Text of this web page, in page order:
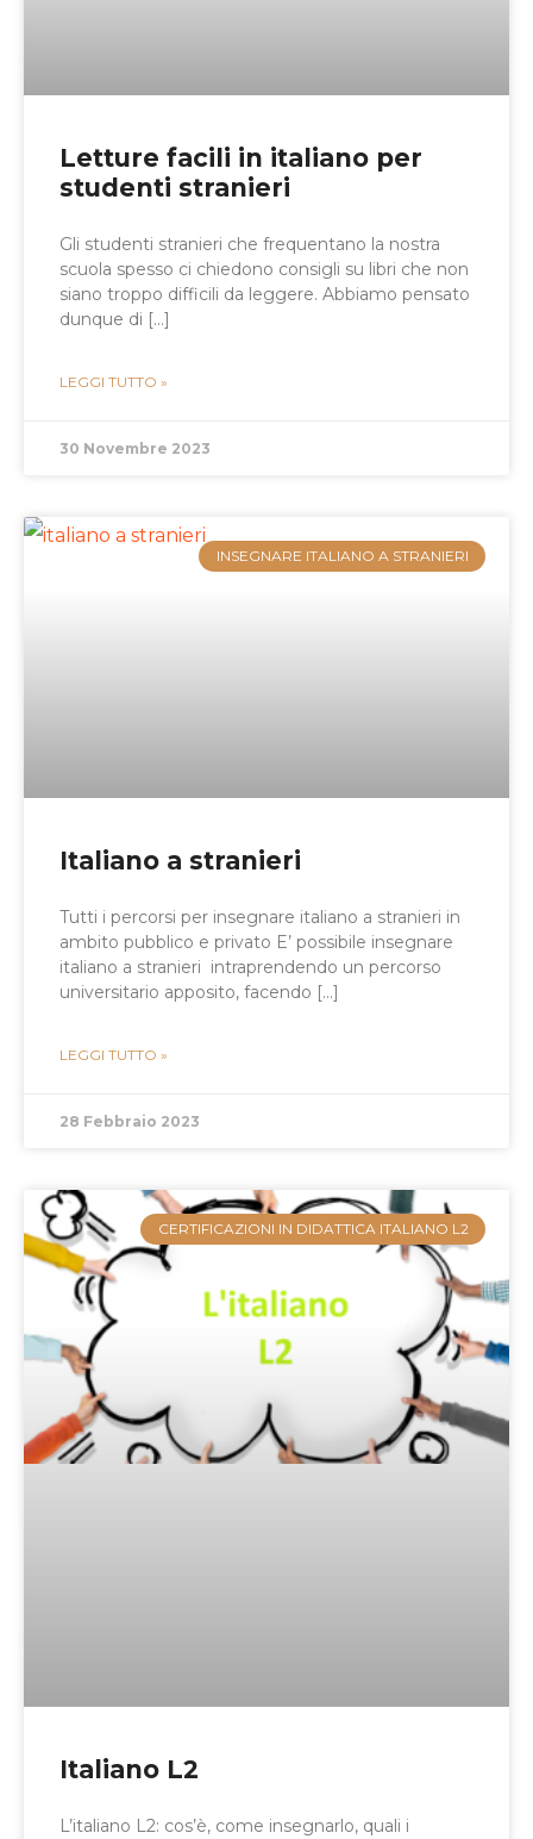
Letture facili in italiano per
studenti stranieri
Gli studenti stranieri che frequentano la nostra
scuola spesso ci chiedono consigli su libri che non
siano troppo difficili da leggere. Abbiamo pensato
dunque di […]
LEGGI TUTTO »
30 Novembre 2023
INSEGNARE ITALIANO A STRANIERI
Italiano a stranieri
Tutti i percorsi per insegnare italiano a stranieri in
ambito pubblico e privato E’ possibile insegnare
italiano a stranieri intraprendendo un percorso
universitario apposito, facendo […]
LEGGI TUTTO »
28 Febbraio 2023
CERTIFICAZIONI IN DIDATTICA ITALIANO L2
Italiano L2
L’italiano L2: cos’è, come insegnarlo, quali i